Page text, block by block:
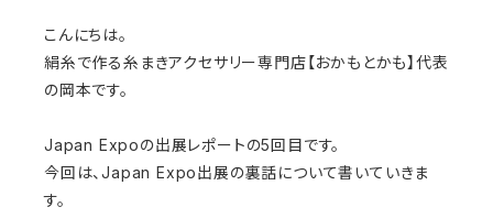
こんにちは。
絹糸で作る糸まきアクセサリー専門店【おかもとかも】代表
の岡本です。
Japan Expoの出展レポートの5回目です。
今回は、Japan Expo出展の裏話について書いていきま
す。